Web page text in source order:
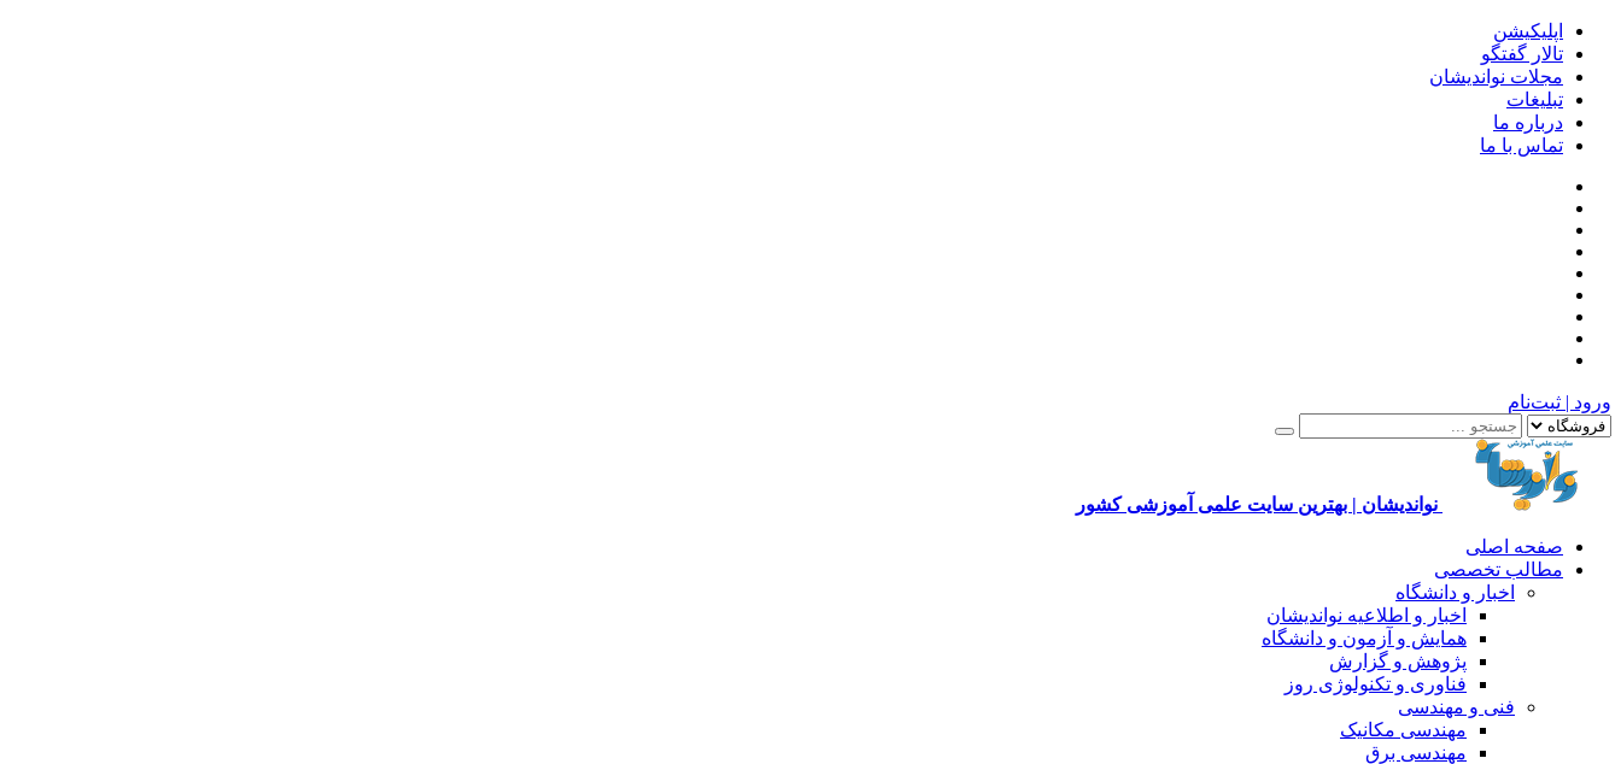
اپلیکیشن
تالار گفتگو
مجلات نواندیشان
تبلیغات
درباره ما
تماس با ما
ورود | ثبت‌نام
نواندیشان | بهترین سایت علمی آموزشی کشور
صفحه اصلی
مطالب تخصصی
اخبار و دانشگاه
اخبار و اطلاعیه نواندیشان
همایش و آزمون و دانشگاه
پژوهش و گزارش
فناوری و تکنولوژی روز
فنی و مهندسی
مهندسی مکانیک
مهندسی برق